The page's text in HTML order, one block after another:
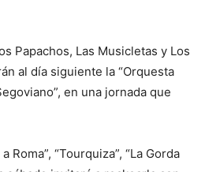
Papachos, Las Musicletas y Los
al día siguiente la “Orquesta
en una jornada que
“Tourquiza”, “La Gorda